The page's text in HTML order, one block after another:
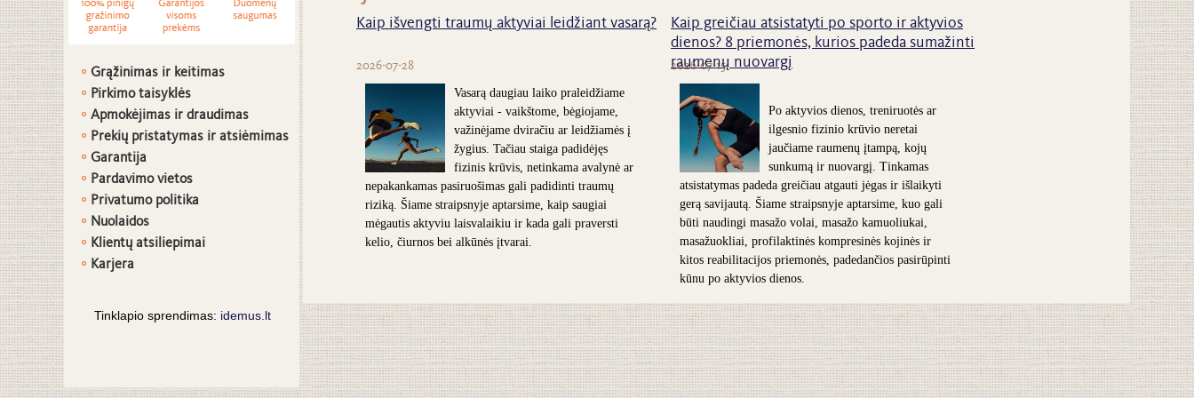
Grąžinimas ir keitimas
Pirkimo taisyklės
Apmokėjimas ir draudimas
Prekių pristatymas ir atsiėmimas
Garantija
Pardavimo vietos
Privatumo politika
Nuolaidos
Klientų atsiliepimai
Karjera
Tinklapio sprendimas: idemus.lt
Kaip išvengti traumų aktyviai leidžiant vasarą?
2026-07-28
Vasarą daugiau laiko praleidžiame
aktyviai - vaikštome, bėgiojame,
važinėjame dviračiu ar leidžiamės į
žygius. Tačiau staiga padidėjęs
fizinis krūvis, netinkama avalynė ar
nepakankamas pasiruošimas gali padidinti traumų
riziką. Šiame straipsnyje aptarsime, kaip saugiai
mėgautis aktyviu laisvalaikiu ir kada gali praversti
kelio, čiurnos bei alkūnės įtvarai.
Kaip greičiau atsistatyti po sporto ir aktyvios
dienos? 8 priemonės, kurios padeda sumažinti
raumenų nuovargį
2026-07-15
Po aktyvios dienos, treniruotės ar
ilgesnio fizinio krūvio neretai
jaučiame raumenų įtampą, kojų
sunkumą ir nuovargį. Tinkamas
atsistatymas padeda greičiau atgauti jėgas ir išlaikyti
gerą savijautą. Šiame straipsnyje aptarsime, kuo gali
būti naudingi masažo volai, masažo kamuoliukai,
masažuokliai, profilaktinės kompresinės kojinės ir
kitos reabilitacijos priemonės, padedančios pasirūpinti
kūnu po aktyvios dienos.